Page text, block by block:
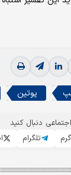
پوتین
دنبال کنید
تلگرام